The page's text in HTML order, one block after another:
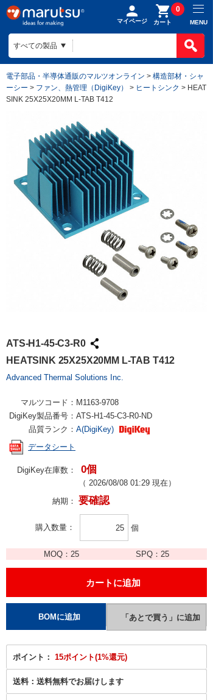
マイページ カート
0
MENU
電子部品・半導体通販のマルツオンライン > 構造部材・シャ
ーシー > ファン、熱管理（DigiKey） > ヒートシンク > HEAT
SINK 25X25X20MM L-TAB T412
ATS-H1-45-C3-R0
HEATSINK 25X25X20MM L-TAB T412
Advanced Thermal Solutions Inc.
マルツコード： M1163-9708
DigiKey製品番号： ATS-H1-45-C3-R0-ND
品質ランク： A(DigiKey)
データシート
DigiKey在庫数： 0個
（ 2026/08/08 01:29 現在）
納期： 要確認
購入数量 個
MOQ： 25 SPQ：25
ポイント： 15ポイント(1%還元)
送料： 送料無料でお届けします